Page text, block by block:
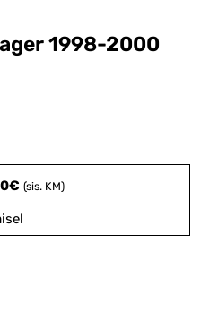
1998-2000
€ (sis. KM)